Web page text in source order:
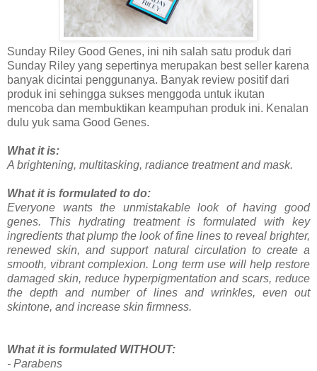
Sunday Riley Good Genes, ini nih salah satu produk dari
Sunday Riley yang sepertinya merupakan best seller karena
banyak dicintai penggunanya. Banyak review positif dari
produk ini sehingga sukses menggoda untuk ikutan
mencoba dan membuktikan keampuhan produk ini. Kenalan
dulu yuk sama Good Genes.
What it is:
A brightening, multitasking, radiance treatment and mask.
What it is formulated to do:
Everyone wants the unmistakable look of having good
genes. This hydrating treatment is formulated with key
ingredients that plump the look of fine lines to reveal brighter,
renewed skin, and support natural circulation to create a
smooth, vibrant complexion. Long term use will help restore
damaged skin, reduce hyperpigmentation and scars, reduce
the depth and number of lines and wrinkles, even out
skintone, and increase skin firmness.
What it is formulated WITHOUT:
- Parabens